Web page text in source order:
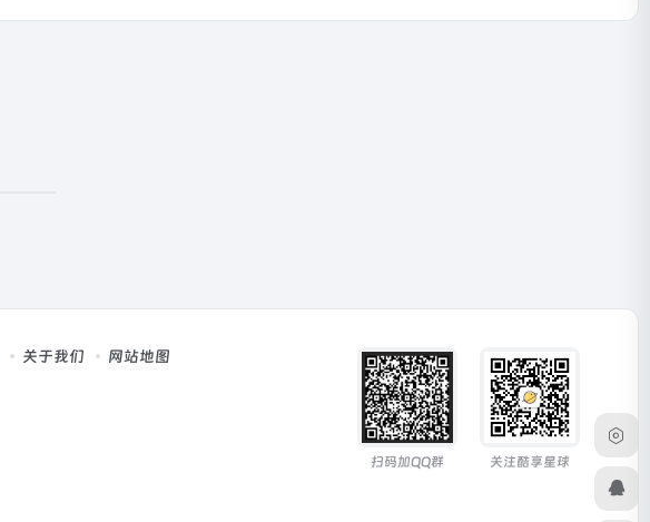
关于我们 网站地图
扫码加QQ群 关注酷享星球